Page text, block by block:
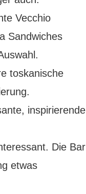
Vecchio
Sandwiches
toskanische
inspirierende
Die Bar
etwas